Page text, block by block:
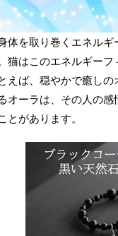
体を取り巻くエネル
猫はこのエネルギー
えば、穏やかで癒し
オーラは、その人の
とがあります。